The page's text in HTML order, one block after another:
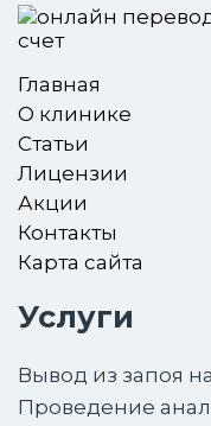
Главная
О клинике
Статьи
Лицензии
Акции
Контакты
Карта сайта
Услуги
Вывод из запоя
Проведение